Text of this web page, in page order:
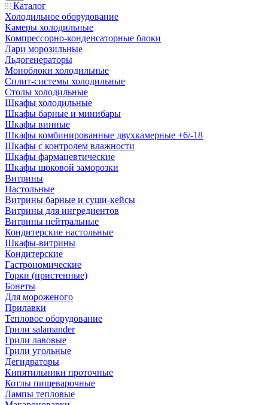
Каталог
Холодильное оборудование
Камеры холодильные
Компрессорно-конденсаторные блоки
Лари морозильные
Льдогенераторы
Моноблоки холодильные
Сплит-системы холодильные
Столы холодильные
Шкафы холодильные
Шкафы барные и минибары
Шкафы винные
Шкафы комбинированные двухкамерные +6/-18
Шкафы с контролем влажности
Шкафы фармацевтические
Шкафы шоковой заморозки
Витрины
Настольные
Витрины барные и суши-кейсы
Витрины для ингредиентов
Витрины нейтральные
Кондитерские настольные
Шкафы-витрины
Кондитерские
Гастрономические
Горки (пристенные)
Бонеты
Для мороженого
Прилавки
Тепловое оборудование
Грили salamander
Грили лавовые
Грили угольные
Дегидраторы
Кипятильники проточные
Котлы пищеварочные
Лампы тепловые